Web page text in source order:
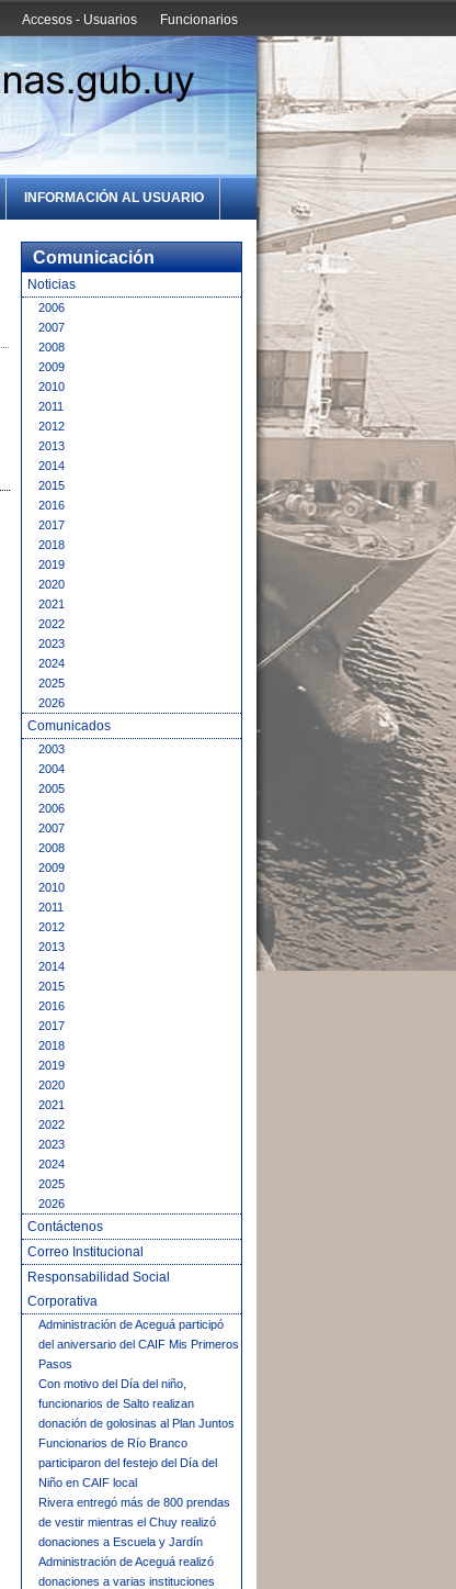
Funcionarios
Accesos - Usuarios
INFORMACIÓN AL USUARIO
Comunicación
Noticias
2006
2007
2008
2009
2010
2011
2012
2013
2014
2015
2016
2017
2018
2019
2020
2021
2022
2023
2024
2025
2026
Comunicados
2003
2004
2005
2006
2007
2008
2009
2010
2011
2012
2013
2014
2015
2016
2017
2018
2019
2020
2021
2022
2023
2024
2025
2026
Contáctenos
Correo Institucional
Responsabilidad Social
Corporativa
Administración de Aceguá participó
del aniversario del CAIF Mis Primeros
Pasos
Con motivo del Día del niño,
funcionarios de Salto realizan
donación de golosinas al Plan Juntos
Funcionarios de Río Branco
participaron del festejo del Día del
Niño en CAIF local
Rivera entregó más de 800 prendas
de vestir mientras el Chuy realizó
donaciones a Escuela y Jardín
Administración de Aceguá realizó
donaciones a varias instituciones